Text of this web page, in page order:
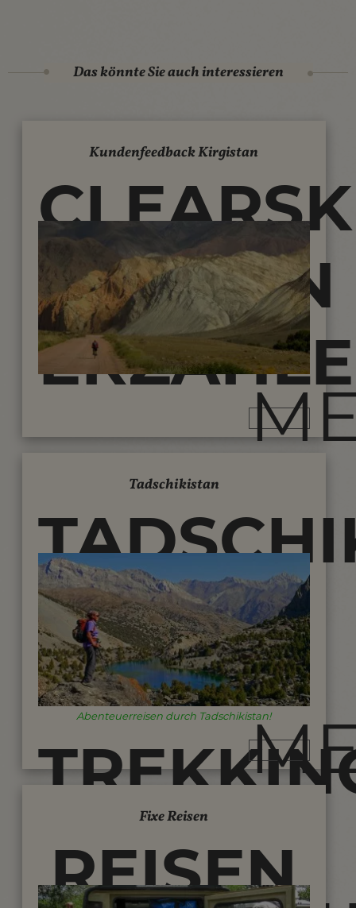
Das könnte Sie auch interessieren
Kundenfeedback Kirgistan
KUNDEN
Tadschikistan
REISEN
-
UND
Abenteuerreisen durch Tadschikistan!
Fixe Reisen
REISEN